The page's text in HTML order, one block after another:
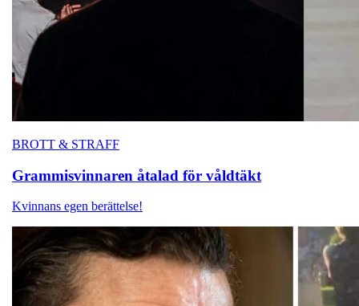
BROTT & STRAFF
Grammisvinnaren åtalad för våldtäkt
Kvinnans egen berättelse!